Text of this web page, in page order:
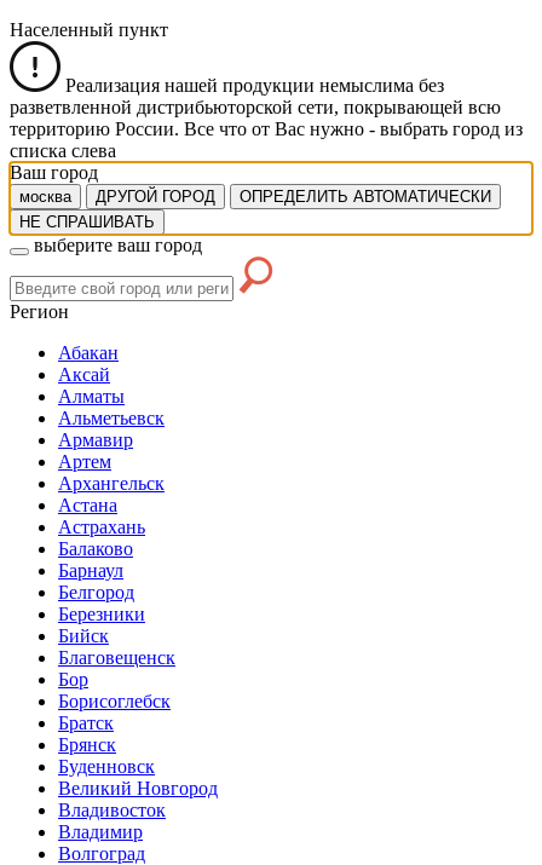
Населенный пункт
Реализация нашей продукции немыслима без
разветвленной дистрибьюторской сети, покрывающей всю
территорию России. Все что от Вас нужно - выбрать город из
списка слева
Ваш город
москва ДРУГОЙ ГОРОД
ОПРЕДЕЛИТЬ АВТОМАТИЧЕСКИ
НЕ СПРАШИВАТЬ
выберите ваш город
Регион
Абакан
Аксай
Алматы
Альметьевск
Армавир
Артем
Архангельск
Астана
Астрахань
Балаково
Барнаул
Белгород
Березники
Бийск
Благовещенск
Бор
Борисоглебск
Братск
Брянск
Буденновск
Великий Новгород
Владивосток
Владимир
Волгоград